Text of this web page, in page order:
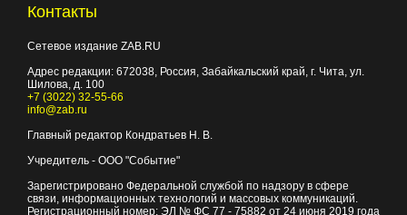
Контакты
Сетевое издание ZAB.RU
Адрес редакции: 672038 , Россия, Забайкальский край, г. Чита ул.
Шилова, д. 100
+7 (3022) 32-55-66
info@zab.ru
Главный редактор Кондратьев Н. В.
Учредитель - ООО "Событие"
Зарегистрировано Федеральной службой по надзору в сфере
связи, информационных технологий и массовых коммуникаций.
Регистрационный номер: ЭЛ № ФС 77 - 75882 от 24 июня 2019 года